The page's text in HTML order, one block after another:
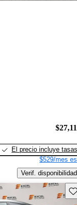
El precio incluye tasas
$529/mes
Verif. disponibilidad